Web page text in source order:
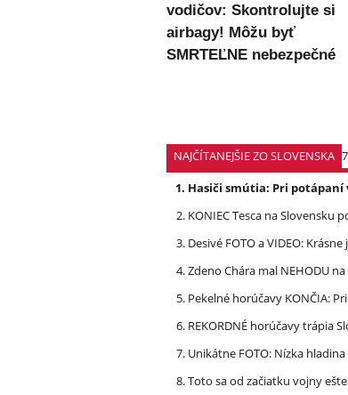
vodičov: Skontrolujte si
airbagy! Môžu byť
SMRTEĽNE nebezpečné
NAJČÍTANEJŠIE ZO SLOVENSKA
Hasiči smútia: Pri potápaní
KONIEC Tesca na Slovensku
Desivé FOTO a VIDEO:
Zdeno Chára mal NEHODU
Pekelné horúčavy KONČIA:
REKORDNÉ horúčavy trápia
Unikátne FOTO: Nízka
Toto sa od začiatku vojny